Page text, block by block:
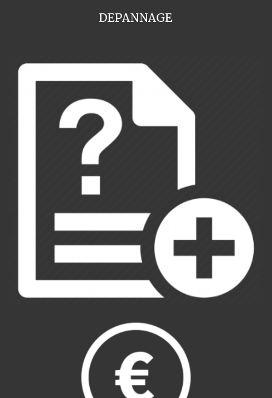
DEPANNAGE